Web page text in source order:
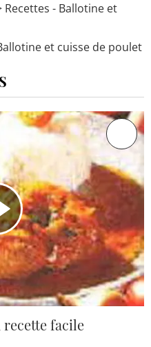
Recettes - Ballotine et
et cuisse de poulet
facile